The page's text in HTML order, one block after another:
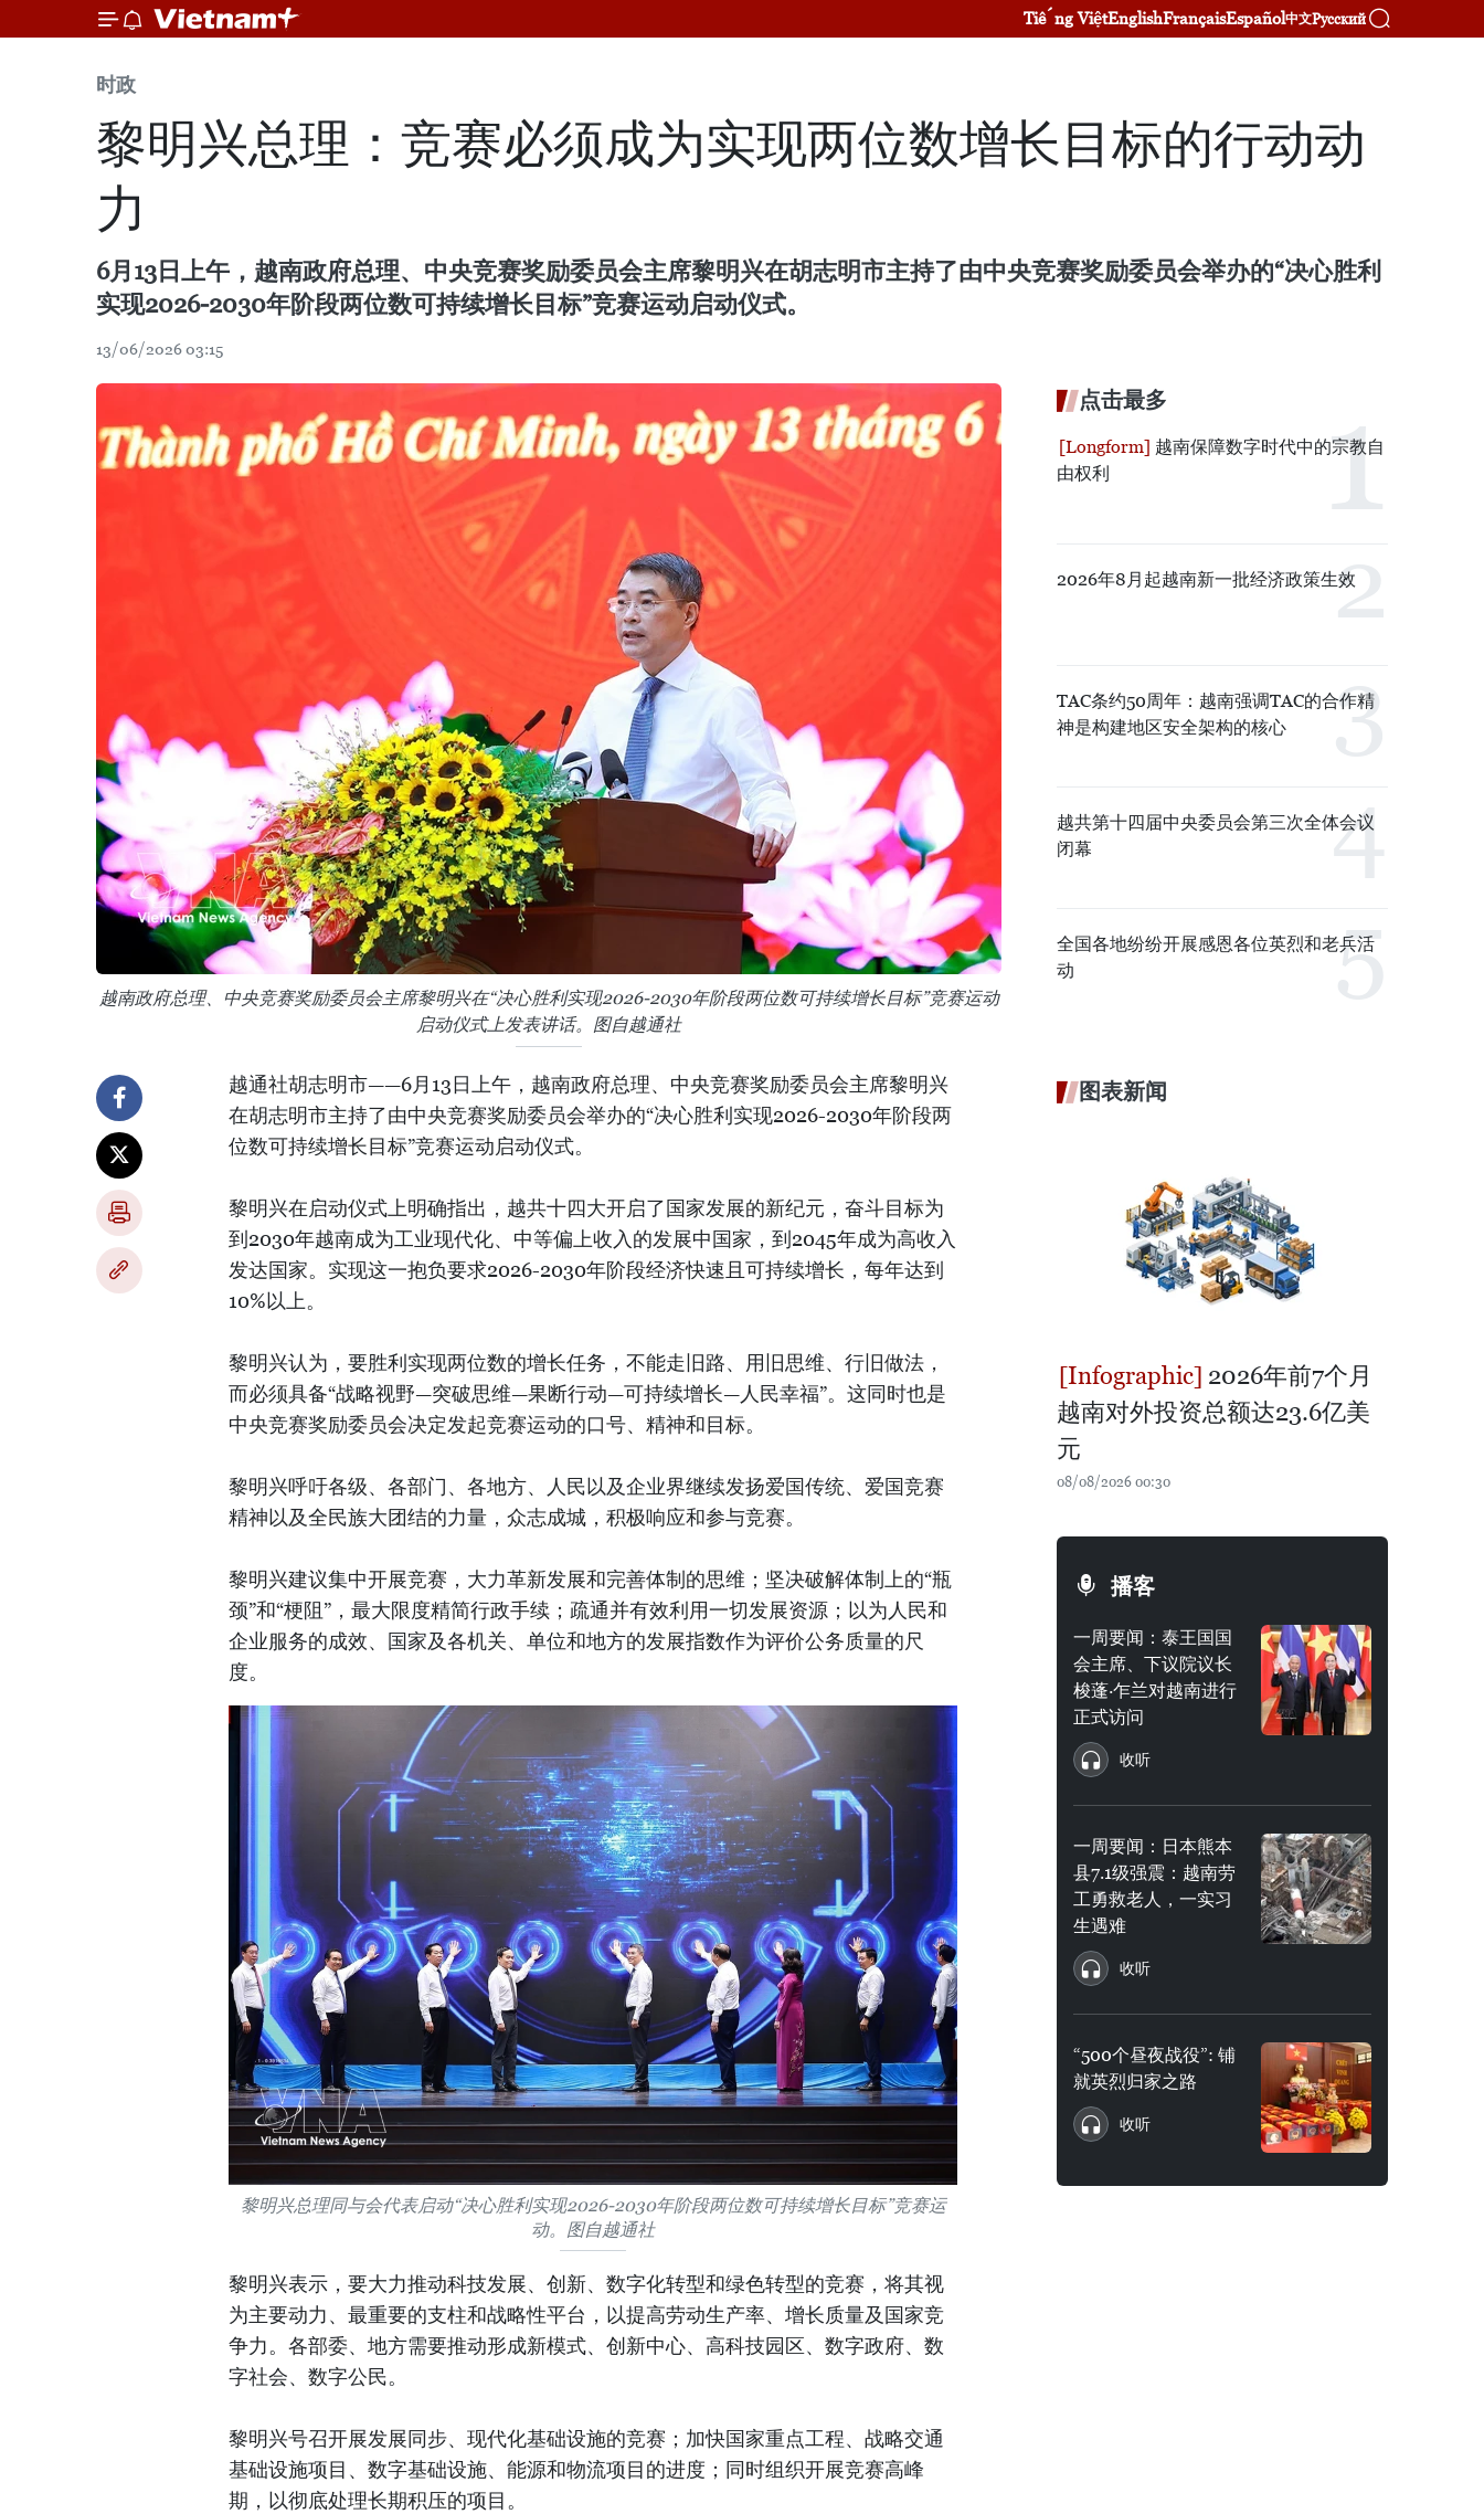
Tiếng ViệtEnglishFrançaisEspañol中文Русский
时政
黎明兴总理：竞赛必须成为实现两位数增长目标的行动动
力
6月13日上午，越南政府总理、中央竞赛奖励委员会主席黎明兴在胡志明市主持了由中央竞赛奖励委员会举办的“决心胜利
实现2026-2030年阶段两位数可持续增长目标”竞赛运动启动仪式。
13/06/2026 03:15
越南政府总理、中央竞赛奖励委员会主席黎明兴在“决心胜利实现2026-2030年阶段两位数可持续增长目标”竞赛运动
启动仪式上发表讲话。图自越通社
越通社胡志明市——6月13日上午，越南政府总理、中央竞赛奖励委员会主席黎明兴
在胡志明市主持了由中央竞赛奖励委员会举办的“决心胜利实现2026-2030年阶段两
位数可持续增长目标”竞赛运动启动仪式。
黎明兴在启动仪式上明确指出，越共十四大开启了国家发展的新纪元，奋斗目标为
到2030年越南成为工业现代化、中等偏上收入的发展中国家，到2045年成为高收入
发达国家。实现这一抱负要求2026-2030年阶段经济快速且可持续增长，每年达到
10%以上。
黎明兴认为，要胜利实现两位数的增长任务，不能走旧路、用旧思维、行旧做法，
而必须具备“战略视野—突破思维—果断行动—可持续增长—人民幸福”。这同时也是
中央竞赛奖励委员会决定发起竞赛运动的口号、精神和目标。
黎明兴呼吁各级、各部门、各地方、人民以及企业界继续发扬爱国传统、爱国竞赛
精神以及全民族大团结的力量，众志成城，积极响应和参与竞赛。
黎明兴建议集中开展竞赛，大力革新发展和完善体制的思维；坚决破解体制上的“瓶
颈”和“梗阻”，最大限度精简行政手续；疏通并有效利用一切发展资源；以为人民和
企业服务的成效、国家及各机关、单位和地方的发展指数作为评价公务质量的尺
度。
黎明兴总理同与会代表启动“决心胜利实现2026-2030年阶段两位数可持续增长目标”竞赛运
动。图自越通社
黎明兴表示，要大力推动科技发展、创新、数字化转型和绿色转型的竞赛，将其视
为主要动力、最重要的支柱和战略性平台，以提高劳动生产率、增长质量及国家竞
争力。各部委、地方需要推动形成新模式、创新中心、高科技园区、数字政府、数
字社会、数字公民。
黎明兴号召开展发展同步、现代化基础设施的竞赛；加快国家重点工程、战略交通
基础设施项目、数字基础设施、能源和物流项目的进度；同时组织开展竞赛高峰
期，以彻底处理长期积压的项目。
点击最多
越南保障数字时代中的宗教自
由权利
2026年8月起越南新一批经济政策生效
TAC条约50周年：越南强调TAC的合作精
神是构建地区安全架构的核心
越共第十四届中央委员会第三次全体会议
闭幕
全国各地纷纷开展感恩各位英烈和老兵活
动
图表新闻
2026年前7个月
越南对外投资总额达23.6亿美
元
08/08/2026 00:30
播客
一周要闻：泰王国国
会主席、下议院议长
梭蓬·乍兰对越南进行
正式访问
收听
一周要闻：日本熊本
县7.1级强震：越南劳
工勇救老人，一实习
生遇难
收听
“500个昼夜战役”: 铺
就英烈归家之路
收听